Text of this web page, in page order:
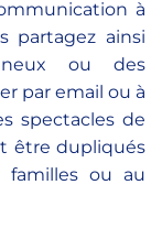
à
partagez ainsi
ou des
par email ou à
spectacles de
être dupliqués
familles ou au